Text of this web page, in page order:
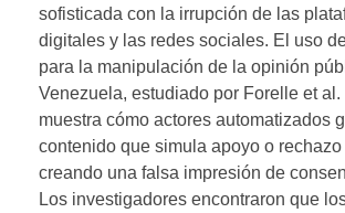
sofisticada con la irrupción de las
digitales y las redes sociales. El uso
para la manipulación de la opinión
Venezuela, estudiado por Forelle et al.
muestra cómo actores automatizados
contenido que simula apoyo o rechazo
creando una falsa impresión de
Los investigadores encontraron que